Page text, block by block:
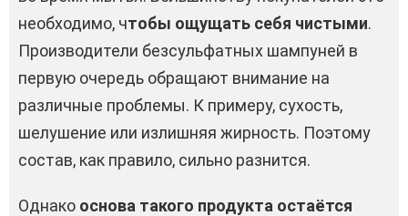
необходимо, чтобы ощущать себя чистыми.
Производители безсульфатных шампуней в
первую очередь обращают внимание на
различные проблемы. К примеру, сухость,
шелушение или излишняя жирность. Поэтому
состав, как правило, сильно разнится.
Однако основа такого продукта остаётся